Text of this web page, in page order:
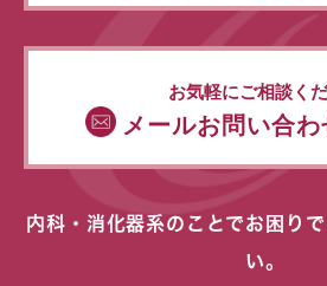
お気軽にご相談く
メールお問い合
内科・消化器系のことでお困り
い。